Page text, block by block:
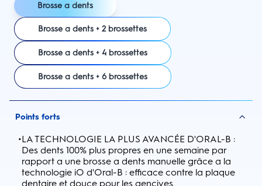
Brosse a dents
Brosse a dents + 2 brossettes
Brosse a dents + 4 brossettes
Brosse a dents + 6 brossettes
Points forts
•LA TECHNOLOGIE LA PLUS AVANCÉE D'ORAL-B :
Des dents 100% plus propres en une semaine par
rapport a une brosse a dents manuelle grâce a la
technologie iO d'Oral-B : efficace contre la plaque
dentaire et douce pour les gencives